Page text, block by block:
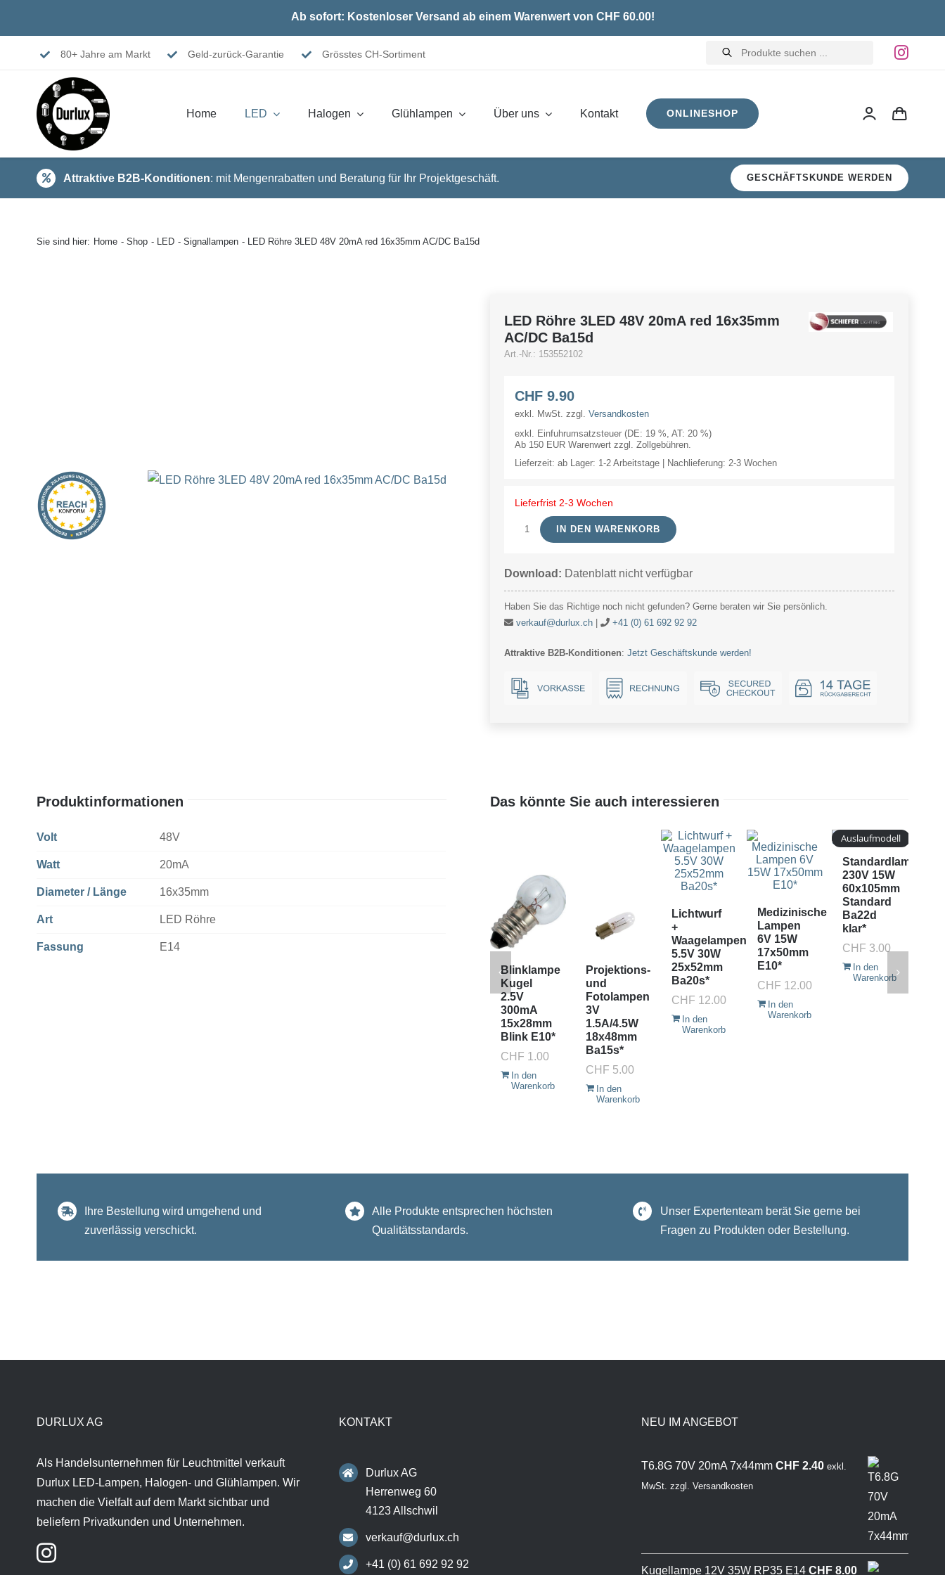
Ab sofort: Kostenloser Versand ab einem Warenwert von CHF 60.00!
80+ Jahre am Markt Geld-zurück-Garantie Grösstes CH-Sortiment
Products
search
Home LED Halogen Glühlampen Über uns Kontakt ONLINESHOP
Attraktive B2B-Konditionen: mit Mengenrabatten und Beratung für Ihr Projektgeschäft. GESCHÄFTSKUNDE WERDEN
Sie sind hier: Home Shop LED Signallampen LED Röhre 3LED 48V 20mA red 16x35mm AC/DC Ba15d
LED Röhre 3LED 48V 20mA red 16x35mm
AC/DC Ba15d
Art.-Nr.: 153552102
CHF9.90
exkl. MwSt. zzgl. Versandkosten
exkl. Einfuhrumsatzsteuer (DE: 19 %, AT: 20 %)
Ab 150 EUR Warenwert zzgl. Zollgebühren.
Lieferzeit: ab Lager: 1-2 Arbeitstage | Nachlieferung: 2-3 Wochen
Lieferfrist 2-3 Wochen
LED
3LED
20mA
16x35mm
Ba15d
IN DEN WARENKORB
Download: Datenblatt nicht verfügbar
Haben Sie das Richtige noch nicht gefunden? Gerne beraten wir Sie persönlich.
verkauf@durlux.ch| +41 (0) 61 692 92 92
Attraktive B2B-Konditionen: Jetzt Geschäftskunde werden!
Produktinformationen
Volt 48V
Watt 20mA
Diameter / Länge 16x35mm
Art LED Röhre
Fassung E14
Das könnte Sie auch interessieren
Blinklampe
Kugel
2.5V
300mA
15x28mm
Blink E10*
CHF 1.00
In den
Warenkorb
Projektions-
und
Fotolampen
3V
1.5A/4.5W
18x48mm
Ba15s*
CHF 5.00
In den
Warenkorb
Lichtwurf
+
Waagelampen
5.5V 30W
25x52mm
Ba20s*
CHF 12.00
In den
Warenkorb
Medizinische
Lampen
6V 15W
17x50mm
E10*
CHF 12.00
In den
Warenkorb
Auslaufmodell
Standardlampe
230V 15W
60x105mm
Standard
Ba22d
klar*
CHF 3.00
In den
Warenkorb
Ihre Bestellung wird umgehend und
zuverlässig verschickt.
Alle Produkte entsprechen höchsten
Qualitätsstandards.
Unser Expertenteam berät Sie gerne bei
Fragen zu Produkten oder Bestellung.
DURLUX AG
Als Handelsunternehmen für Leuchtmittel verkauft
Durlux LED-Lampen, Halogen- und Glühlampen. Wir
machen die Vielfalt auf dem Markt sichtbar und
beliefern Privatkunden und Unternehmen.
KONTAKT
Durlux AG
Herrenweg 60
4123 Allschwil
verkauf@durlux.ch
+41 (0) 61 692 92 92
NEU IM ANGEBOT
T6.8G 70V 20mA 7x44mm CHF2.40 exkl.
MwSt. zzgl. Versandkosten
Kugellampe 12V 35W RP35 E14 CHF8.00